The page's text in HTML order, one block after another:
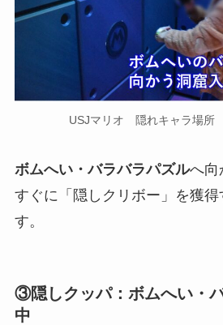
USJマリオ 隠れキャラ場所
ボムへい・バラバラパズルへ向
すぐに 「隠しクリボー」を獲
す。
③隠しクッパ：ボムへい・
中